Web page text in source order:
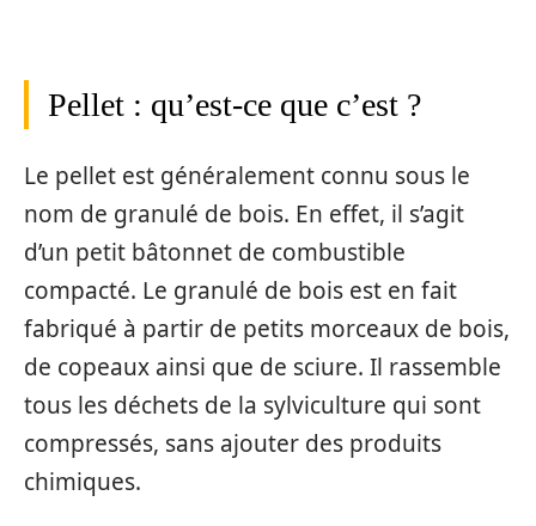
Pellet : qu’est-ce que c’est ?
Le pellet est généralement connu sous le
nom de granulé de bois. En effet, il s’agit
d’un petit bâtonnet de combustible
compacté. Le granulé de bois est en fait
fabriqué à partir de petits morceaux de bois,
de copeaux ainsi que de sciure. Il rassemble
tous les déchets de la sylviculture qui sont
compressés, sans ajouter des produits
chimiques.